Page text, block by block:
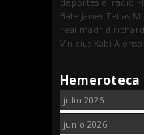
Bale Javier Tebas
real madrid
Vinicius Xabi Alonso
Hemeroteca
julio 2026
junio 2026